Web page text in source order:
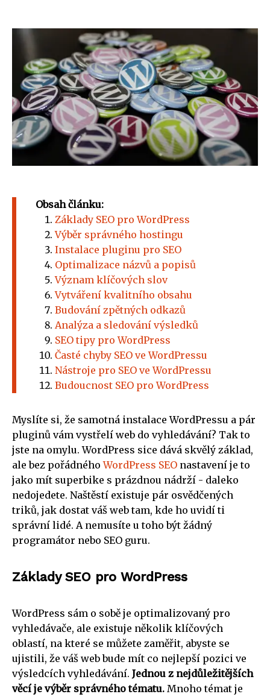
Obsah článku:
Základy SEO pro WordPress
Výběr správného hostingu
Instalace pluginu pro SEO
Optimalizace názvů a popisů
Význam klíčových slov
Vytváření kvalitního obsahu
Budování zpětných odkazů
Analýza a sledování výsledků
SEO tipy pro WordPress
Časté chyby SEO ve WordPressu
Nástroje pro SEO ve WordPressu
Budoucnost SEO pro WordPress
Myslíte si, že samotná instalace WordPressu a pár
pluginů vám vystřelí web do vyhledávání? Tak to
jste na omylu. WordPress sice dává skvělý základ,
ale bez pořádnéhoWordPress SEO nastavení je to
jako mít superbike s prázdnou nádrží - daleko
nedojedete. Naštěstí existuje pár osvědčených
triků, jak dostat váš web tam, kde ho uvidí ti
správní lidé. A nemusíte u toho být žádný
programátor nebo SEO guru.
Základy SEO pro WordPress
WordPress sám o sobě je optimalizovaný pro
vyhledávače, ale existuje několik klíčových
oblastí, na které se můžete zaměřit, abyste se
ujistili, že váš web bude mít co nejlepší pozici ve
výsledcích vyhledávání. Jednou z nejdůležitějších
věcí je výběr správného tématu. Mnoho témat je